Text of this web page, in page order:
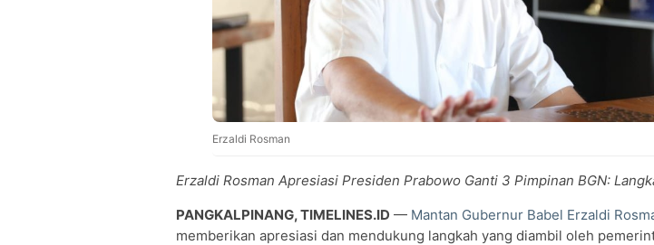
Erzaldi Rosman
Erzaldi Rosman Apresiasi Presiden Prabowo Ganti 3 Pimpinan BGN:
PANGKALPINANG, TIMELINES.ID — Mantan Gubernur Babel Erzaldi
memberikan apresiasi dan mendukung langkah yang diambil oleh